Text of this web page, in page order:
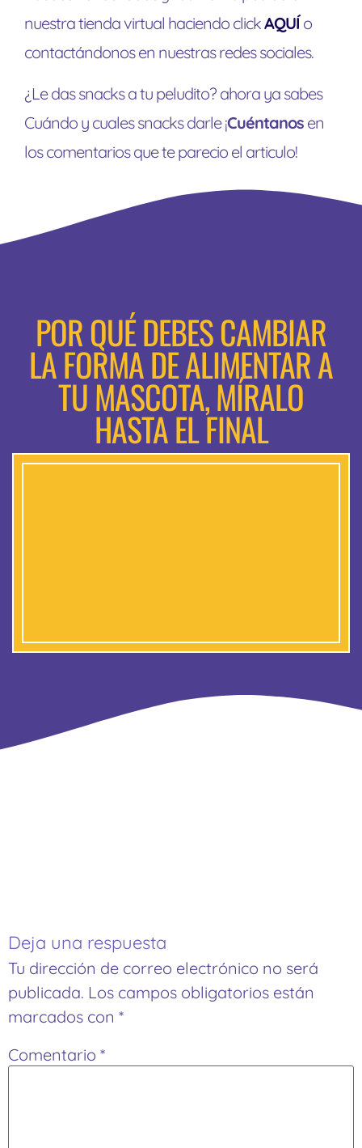
nuestra tienda virtual haciendo clickAQUÍ o
contactándonos en nuestras redes sociales.
¿Le das snacks a tu peludito? ahora ya sabes
Cuándo y cuales snacks darle ¡Cuéntanos en
los comentarios que te parecio el articulo!
POR QUÉ DEBES CAMBIAR
LA FORMA DE ALIMENTAR A
TU MASCOTA, MÍRALO
HASTA EL FINAL
Deja una respuesta
Tu dirección de correo electrónico no será
publicada. Los campos obligatorios están
marcados con *
Comentario *